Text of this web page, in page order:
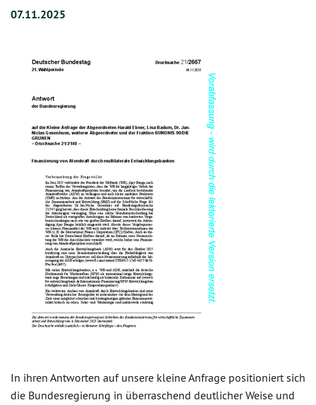
07.11.2025
In ihren Antworten auf unsere kleine Anfrage positioniert sich
die Bundesregierung in überraschend deutlicher Weise und